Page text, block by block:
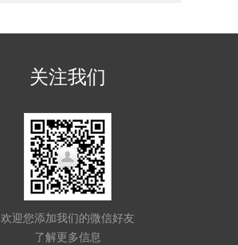
关注我们
欢迎您添加我们的微信好友
了解更多信息